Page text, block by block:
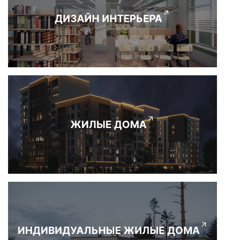
ДИЗАЙН ИНТЕРЬЕРА
ЖИЛЫЕ ДОМА
ИНДИВИДУАЛЬНЫЕ ЖИЛЫЕ ДОМА